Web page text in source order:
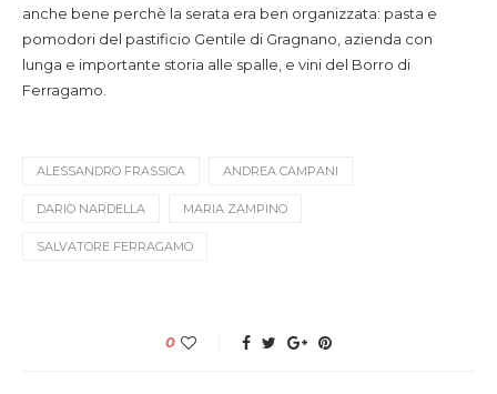
anche bene perchè la serata era ben organizzata: pasta e
pomodori del pastificio Gentile di Gragnano, azienda con
lunga e importante storia alle spalle, e vini del Borro di
Ferragamo.
ALESSANDRO FRASSICA ANDREA CAMPANI
DARIO NARDELLA MARIA ZAMPINO
SALVATORE FERRAGAMO
0